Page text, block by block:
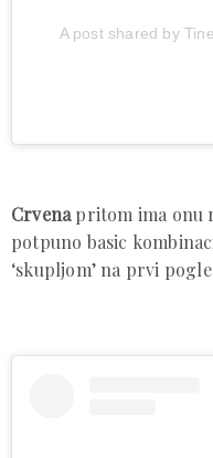
A post shared by
Crvenapritom ima onu
potpuno basic
‘skupljom’ na prvi